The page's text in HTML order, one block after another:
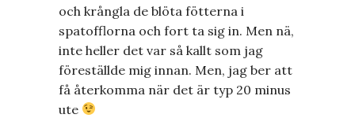
och krångla de blöta fötterna i
spatofflorna och fort ta sig in. Men nä,
inte heller det var så kallt som jag
föreställde mig innan. Men, jag ber att
få återkomma när det är typ 20 minus
ute